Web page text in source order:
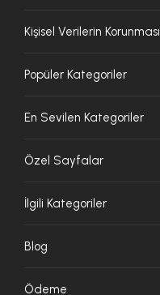
Kişisel Verilerin Korunması
Popüler Kategoriler
En Sevilen Kategoriler
Özel Sayfalar
İlgili Kategoriler
Blog
Ödeme